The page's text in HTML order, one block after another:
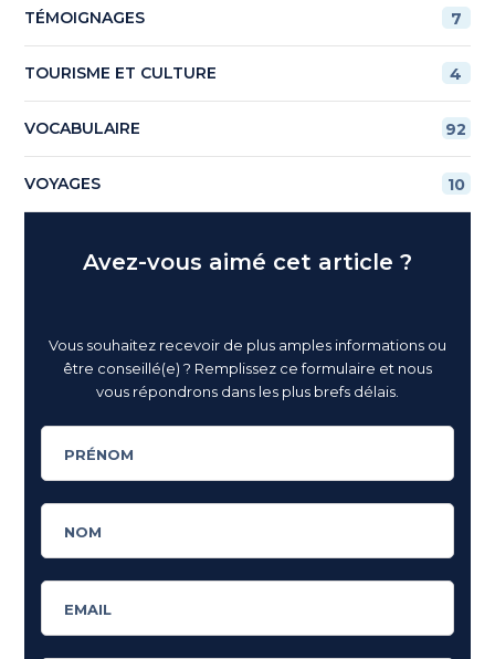
TÉMOIGNAGES 7
TOURISME ET CULTURE 4
VOCABULAIRE 92
VOYAGES 10
Avez-vous aimé cet article ?
Vous souhaitez recevoir de plus amples informations ou
être conseillé(e) ? Remplissez ce formulaire et nous
vous répondrons dans les plus brefs délais.